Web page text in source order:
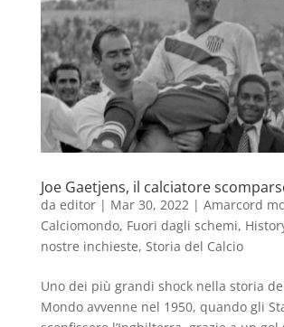
Joe Gaetjens, il calciatore
da editor| Mar 30, 2022 | Amarcord
Calciomondo, Fuori dagli schemi,
nostre inchieste, Storia del Calcio
Uno dei più grandi shock nella storia
Mondo avvenne nel 1950, quando gli